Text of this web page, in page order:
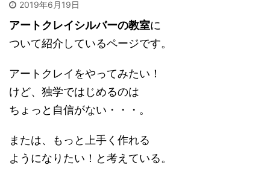
2019年6月19日
アートクレイシルバーの教室に
ついて紹介しているページです。
アートクレイをやってみたい！
けど、独学ではじめるのは
ちょっと自信がない・・・。
または、もっと上手く作れる
ようになりたい！と考えている。